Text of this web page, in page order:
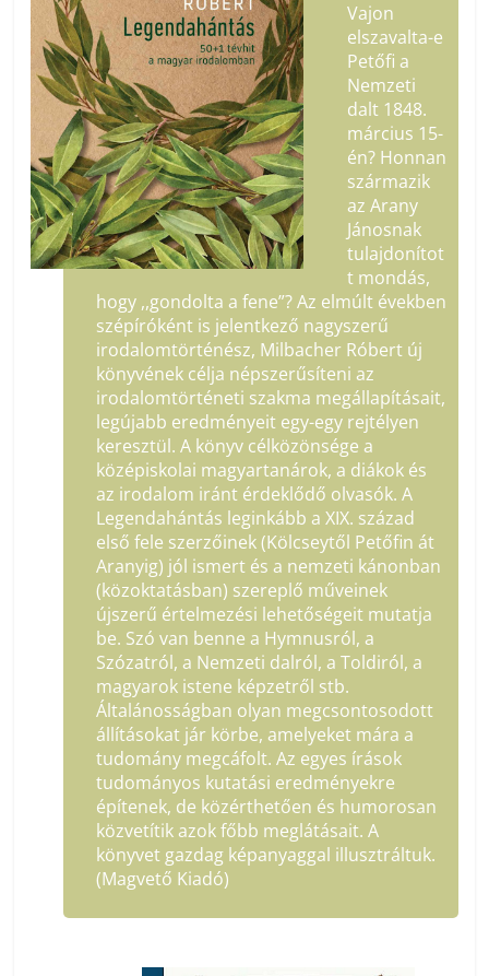
Vajon
elszavalta-e
Petőfi a
Nemzeti
dalt 1848.
március 15-
én? Honnan
származik
az Arany
Jánosnak
tulajdonítot
t mondás,
hogy ,,gondolta a fene”? Az elmúlt években
szépíróként is jelentkező nagyszerű
irodalomtörténész, Milbacher Róbert új
könyvének célja népszerűsíteni az
irodalomtörténeti szakma megállapításait,
legújabb eredményeit egy-egy rejtélyen
keresztül. A könyv célközönsége a
középiskolai magyartanárok, a diákok és
az irodalom iránt érdeklődő olvasók. A
Legendahántás leginkább a XIX. század
első fele szerzőinek (Kölcseytől Petőfin át
Aranyig) jól ismert és a nemzeti kánonban
(közoktatásban) szereplő műveinek
újszerű értelmezési lehetőségeit mutatja
be. Szó van benne a Hymnusról, a
Szózatról, a Nemzeti dalról, a Toldiról, a
magyarok istene képzetről stb.
Általánosságban olyan megcsontosodott
állításokat jár körbe, amelyeket mára a
tudomány megcáfolt. Az egyes írások
tudományos kutatási eredményekre
építenek, de közérthetően és humorosan
közvetítik azok főbb meglátásait. A
könyvet gazdag képanyaggal illusztráltuk.
(Magvető Kiadó)